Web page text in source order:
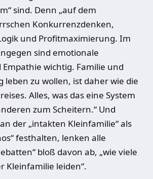
sind. Denn „auf dem
Konkurrenzdenken,
und Profitmaximierung. Im
sind emotionale
wichtig. Familie und
leben zu wollen, ist daher wie die
Alles, was das eine System
zum Scheitern.“ Und
der „intakten Kleinfamilie“ als
festhalten, lenken alle
bloß davon ab, „wie viele
Kleinfamilie leiden“.